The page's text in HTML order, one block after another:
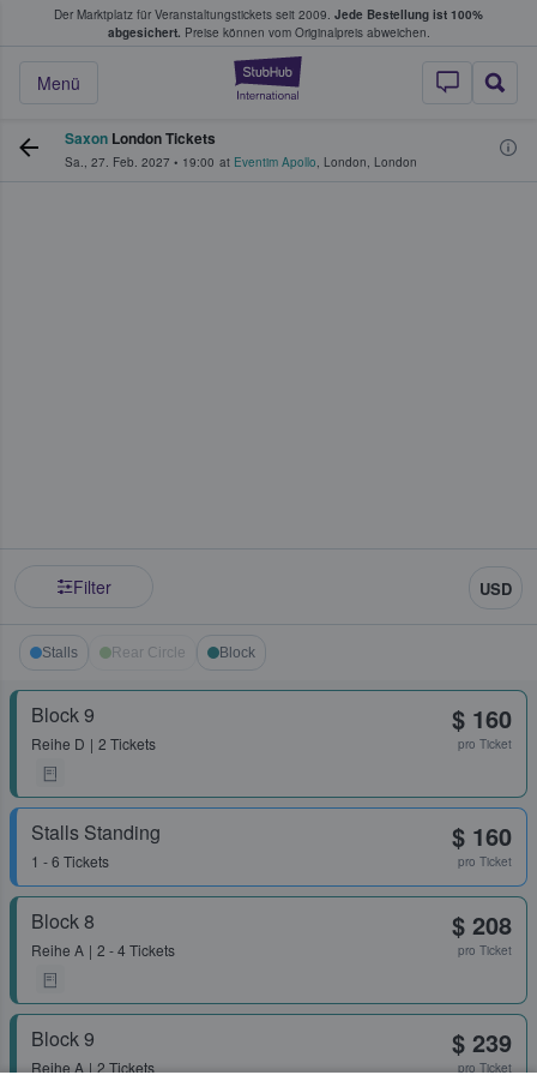
Der Marktplatz für Veranstaltungstickets seit 2009. Jede Bestellung ist 100%
abgesichert. Preise können vom Originalpreis abweichen.
StubHub - Wo
Menü
Tickets kaufen & verkaufen
Saxon London Tickets
Sa., 27. Feb. 2027 • 19:00 at Eventim Apollo, London, London
Filter USD
Stalls Rear Circle Block
Block 9
Reihe D 2 Tickets
$ 160
pro Ticket
Stalls Standing
1 - 6 Tickets
$ 160
pro Ticket
Block 8
Reihe A 2 - 4 Tickets
$ 208
pro Ticket
Block 9
Reihe A 2 Tickets
$ 239
pro Ticket